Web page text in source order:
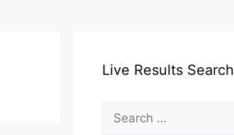
Live Results Search
Search
for: